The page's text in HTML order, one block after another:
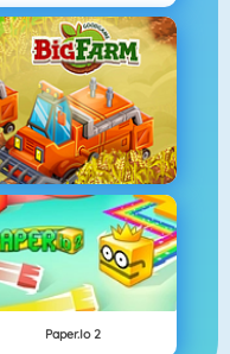
Paper.io 2